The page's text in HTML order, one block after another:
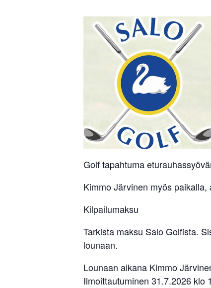
Golf tapahtuma
Kimmo Järvinen myös
Kilpailumaksu
Tarkista maksu Salo Golfista.
lounaan.
Lounaan aikana Kimmo
Ilmoittautuminen 31.7.2026 klo